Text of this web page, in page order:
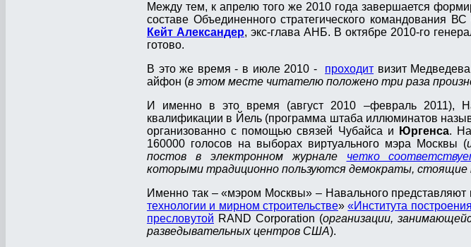
Между тем, к апрелю того же 2010 года завершается
составе Объединенного стратегического командования
Кейт Александер, экс-глава АНБ. В октябре 2010-го
готово.
В это же время - в июле 2010 - проходит визит
айфон (в этом месте читателю положено три раза
И именно в это время (август 2010 –февраль 2011),
квалификации в Йель (программа штаба иллюминатов
организованно с помощью связей Чубайса и
Юргенса.
160000 голосов на выборах виртуального мэра Москвы (
постов в электронном журнале четко
которыми традиционно пользуются демократы, стоящие
Именно так – «мэром Москвы» – Навального представляют
технологии и мирном строительстве»«Института
пресловутой RAND Corporation (организации,
разведывательных центров США).